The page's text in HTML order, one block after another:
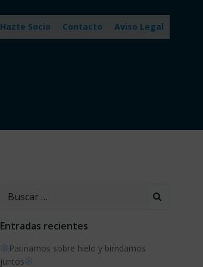
Hazte Socio Contacto Aviso Legal
Buscar:
Entradas recientes
Patinamos sobre hielo y birndamos
juntos